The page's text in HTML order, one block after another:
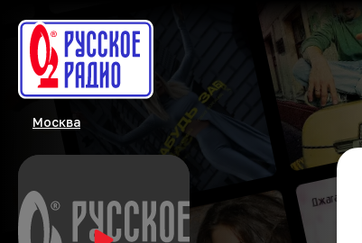
Москва